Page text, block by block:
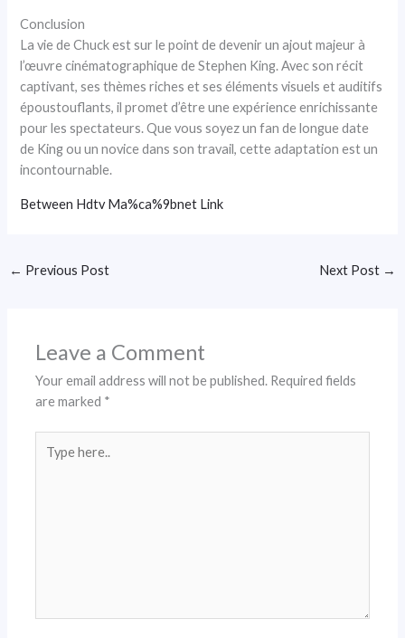
Conclusion
La vie de Chuck est sur le point de devenir un ajout majeur à
l’œuvre cinématographique de Stephen King. Avec son récit
captivant, ses thèmes riches et ses éléments visuels et auditifs
époustouflants, il promet d’être une expérience enrichissante
pour les spectateurs. Que vous soyez un fan de longue date
de King ou un novice dans son travail, cette adaptation est un
incontournable.
Between Hdtv Ma%ca%9bnet Link
← Previous Post Next Post →
Leave a Comment
Your email address will not be published. Required fields
are marked *
here..